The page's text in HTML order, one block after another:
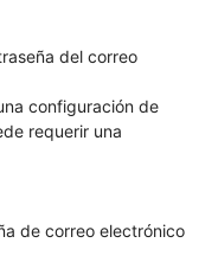
del correo
configuración de
requerir una
de correo electrónico